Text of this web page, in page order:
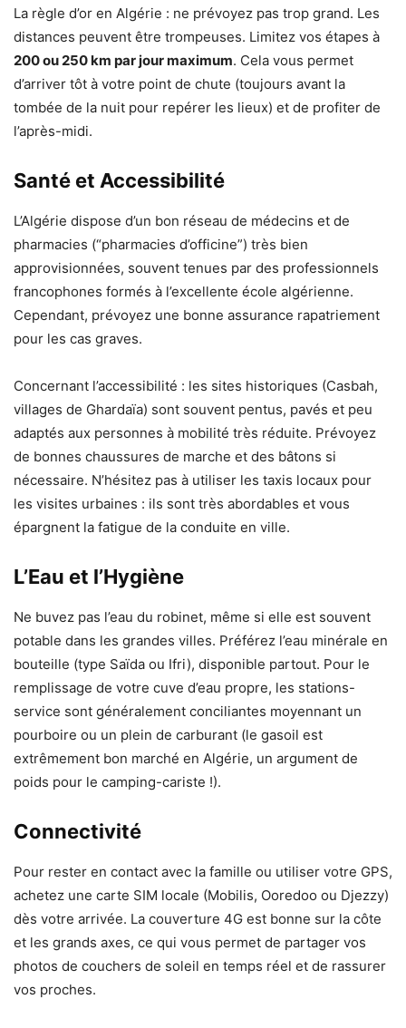
La règle d’or en Algérie : ne prévoyez pas trop grand. Les
distances peuvent être trompeuses. Limitez vos étapes à
200 ou 250 km par jour maximum. Cela vous permet
d’arriver tôt à votre point de chute (toujours avant la
tombée de la nuit pour repérer les lieux) et de profiter de
l’après-midi.
Santé et Accessibilité
L’Algérie dispose d’un bon réseau de médecins et de
pharmacies (“pharmacies d’officine”) très bien
approvisionnées, souvent tenues par des professionnels
francophones formés à l’excellente école algérienne.
Cependant, prévoyez une bonne assurance rapatriement
pour les cas graves.
Concernant l’accessibilité : les sites historiques (Casbah,
villages de Ghardaïa) sont souvent pentus, pavés et peu
adaptés aux personnes à mobilité très réduite. Prévoyez
de bonnes chaussures de marche et des bâtons si
nécessaire. N’hésitez pas à utiliser les taxis locaux pour
les visites urbaines : ils sont très abordables et vous
épargnent la fatigue de la conduite en ville.
L’Eau et l’Hygiène
Ne buvez pas l’eau du robinet, même si elle est souvent
potable dans les grandes villes. Préférez l’eau minérale en
bouteille (type Saïda ou Ifri), disponible partout. Pour le
remplissage de votre cuve d’eau propre, les stations-
service sont généralement conciliantes moyennant un
pourboire ou un plein de carburant (le gasoil est
extrêmement bon marché en Algérie, un argument de
poids pour le camping-cariste !).
Connectivité
Pour rester en contact avec la famille ou utiliser votre GPS,
achetez une carte SIM locale (Mobilis, Ooredoo ou Djezzy)
dès votre arrivée. La couverture 4G est bonne sur la côte
et les grands axes, ce qui vous permet de partager vos
photos de couchers de soleil en temps réel et de rassurer
vos proches.